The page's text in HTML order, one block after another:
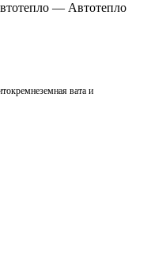
— Автотепло
вата и